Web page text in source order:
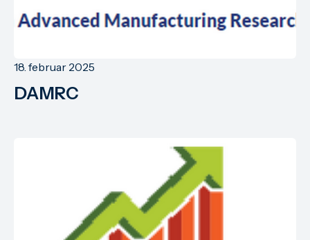
DAMRC
18. februar 2025